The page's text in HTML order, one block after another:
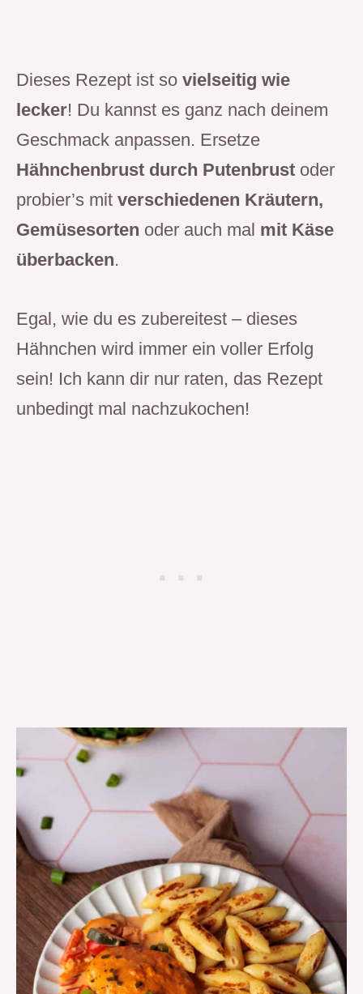
Dieses Rezept ist so vielseitig wie
lecker! Du kannst es ganz nach deinem
Geschmack anpassen. Ersetze
Hähnchenbrust durch Putenbrust oder
probier’s mit verschiedenen Kräutern,
Gemüsesorten oder auch mal mit Käse
überbacken.
Egal, wie du es zubereitest – dieses
Hähnchen wird immer ein voller Erfolg
sein! Ich kann dir nur raten, das Rezept
unbedingt mal nachzukochen!